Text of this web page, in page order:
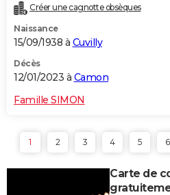
Créer une cagnotte obsèques
Naissance
15/09/1938 à Cuvilly
Décès
12/01/2023 à Camon
Famille SIMON
1 2 3 4 5 6
Carte de